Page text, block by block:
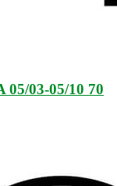
03-05/10 70